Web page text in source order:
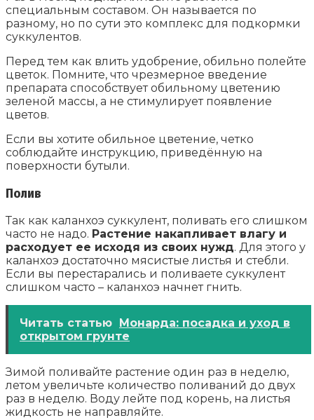
специальным составом. Он называется по
разному, но по сути это комплекс для подкормки
суккулентов.
Перед тем как влить удобрение, обильно полейте
цветок. Помните, что чрезмерное введение
препарата способствует обильному цветению
зеленой массы, а не стимулирует появление
цветов.
Если вы хотите обильное цветение, четко
соблюдайте инструкцию, приведённую на
поверхности бутыли.
Полив
Так как каланхоэ суккулент, поливать его слишком
часто не надо. Растение накапливает влагу и
расходует ее исходя из своих нужд. Для этого у
каланхоэ достаточно мясистые листья и стебли.
Если вы перестарались и поливаете суккулент
слишком часто – каланхоэ начнет гнить.
Читать статью
Монарда: посадка и уход в
открытом грунте
Зимой поливайте растение один раз в неделю,
летом увеличьте количество поливаний до двух
раз в неделю. Воду лейте под корень, на листья
жидкость не направляйте.